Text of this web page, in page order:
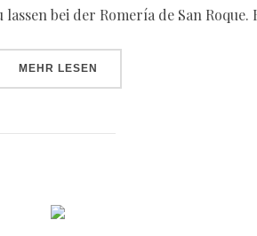
bei der Romería de San
MEHR LESEN